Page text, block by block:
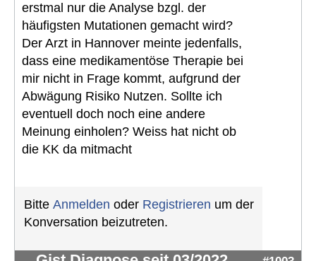
erstmal nur die Analyse bzgl. der
häufigsten Mutationen gemacht wird?
Der Arzt in Hannover meinte jedenfalls,
dass eine medikamentöse Therapie bei
mir nicht in Frage kommt, aufgrund der
Abwägung Risiko Nutzen. Sollte ich
eventuell doch noch eine andere
Meinung einholen? Weiss hat nicht ob
die KK da mitmacht
Bitte Anmelden oder Registrieren um der
Konversation beizutreten.